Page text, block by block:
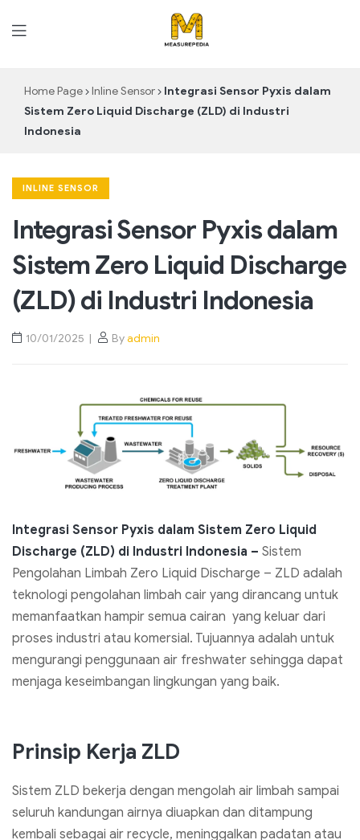
Home Page Inline Sensor
Integrasi Sensor Pyxis dalam
Sistem Zero Liquid Discharge (ZLD) di Industri
Indonesia
INLINE SENSOR
Integrasi Sensor Pyxis dalam
Sistem Zero Liquid Discharge
(ZLD) di Industri Indonesia
10/01/2025 Byadmin
Integrasi Sensor Pyxis dalam Sistem Zero Liquid
Discharge (ZLD) di Industri Indonesia – Sistem
Pengolahan Limbah Zero Liquid Discharge – ZLD adalah
teknologi pengolahan limbah cair yang dirancang untuk
memanfaatkan hampir semua cairan yang keluar dari
proses industri atau komersial. Tujuannya adalah untuk
mengurangi penggunaan air freshwater sehingga dapat
menjaga keseimbangan lingkungan yang baik.
Prinsip Kerja ZLD
Sistem ZLD bekerja dengan mengolah air limbah sampai
seluruh kandungan airnya diuapkan dan ditampung
kembali sebagai air recycle, meninggalkan padatan atau